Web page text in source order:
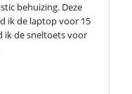
behuizing. Deze
ik de laptop voor 15
ik de sneltoets voor